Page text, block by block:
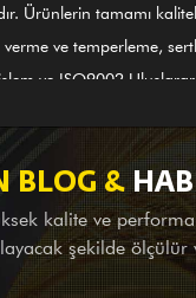
Ürünlerin tamamı
verme ve temperleme,
ve ISO9002
uygundur. GⅡ
vidalı silindir de ilk
(PTA) kaynağı için
şirketlerine denge
büyük ve küçük
BLOG &
kalite ve
şekilde ölçülür